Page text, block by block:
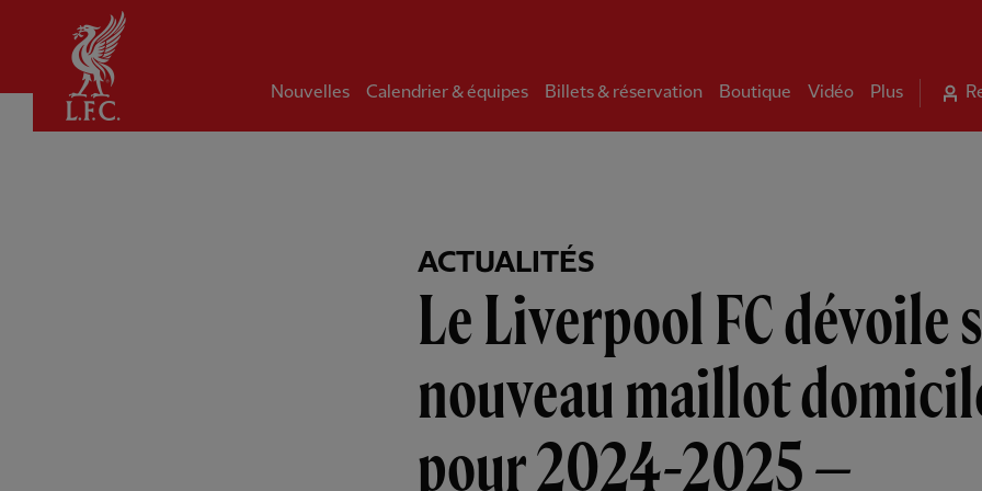
Nouvelles Calendrier & équipes Billets & réservation Boutique Vidéo Plus
ACTUALITÉS
Le Liverpool FC dévoile
nouveau maillot
pour 2024-2025 —